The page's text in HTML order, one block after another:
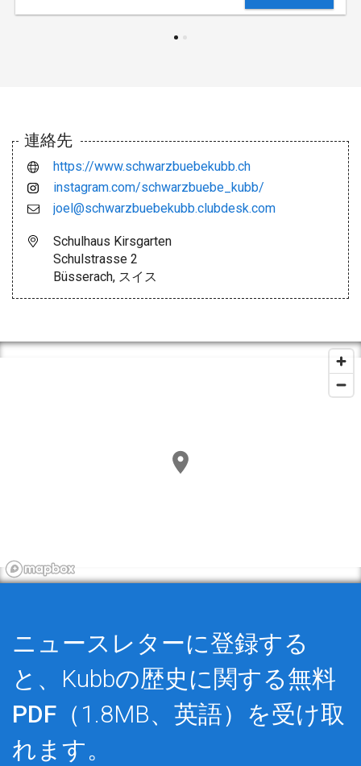
連絡先
https://www.schwarzbuebekubb.ch
instagram.com/schwarzbuebe_kubb/
joel@schwarzbuebekubb.clubdesk.com
Schulhaus Kirsgarten
Schulstrasse 2
Büsserach, スイス
ニュースレターに登録する
と、Kubbの歴史に関する無料
PDF （1.8MB、英語）を受け取
れます。